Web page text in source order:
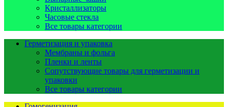
Кристаллизаторы
Часовые стекла
Все товары категории
Герметизация и упаковка
Мембраны и фольга
Пленки и ленты
Сопутствующие товары для герметизации и
упаковки
Все товары категории